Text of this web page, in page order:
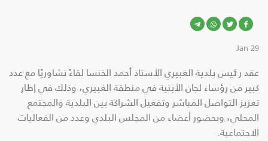
29 Jan
عقد ر ئيس بلدية الغبيري الأستاذ أحمد الخنسا لقاءً تشاوريًا مع عدد
كبير من رؤساء لجان الأبنية في منطقة الغبيري، وذلك في إطار
تعزيز التواصل المباشر وتفعيل الشراكة بين البلدية والمجتمع
المحلي، وبحضور أعضاء من المجلس البلدي وعدد من الفعاليات
الاجتماعية.